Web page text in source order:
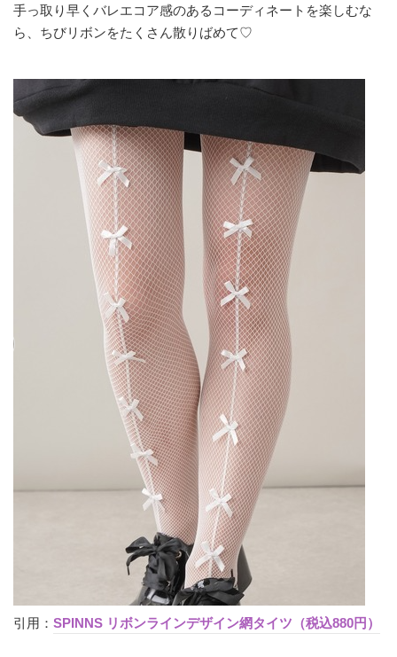
手っ取り早くバレエコア感のあるコーディネートを楽しむな
ら、ちびリボンをたくさん散りばめて♡
引用： SPINNS リボンラインデザイン網タイツ（税込880円）